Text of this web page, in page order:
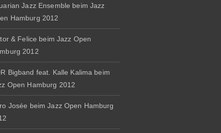
Jazz Ensemble beim Jazz
Hamburg 2012
& Felice beim Jazz Open
2012
Bigband feat. Kalle Kalima beim
Open Hamburg 2012
Josée beim Jazz Open Hamburg